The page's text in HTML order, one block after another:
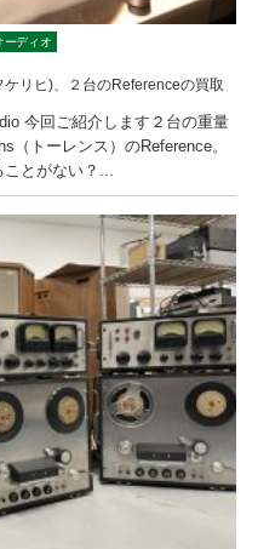
ーディオ
リヒ)、２台のReferenceの買取
今回ご紹介します２台の重量
（トーレンス）のReference。
ことがない？...